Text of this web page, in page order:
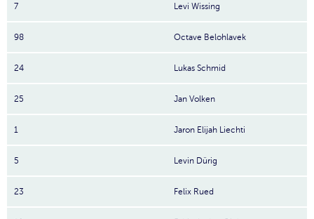
7 Levi Wissing
98 Octave Belohlavek
24 Lukas Schmid
25 Jan Volken
1 Jaron Elijah Liechti
5 Levin Dürig
23 Felix Rued